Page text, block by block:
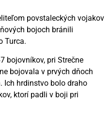
povstaleckých vojakov
bojoch bránili
Turca.
bojovníkov, pri Strečne
bojovala v prvých dňoch
Ich hrdinstvo bolo draho
ktorí padli v boji pri